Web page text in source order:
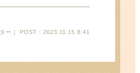
ー｜ POST：2023.11.15 8:41